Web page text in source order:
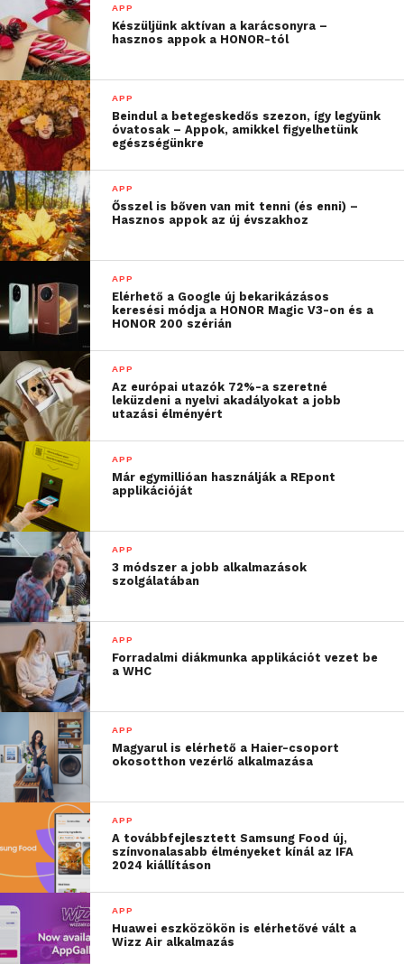
APP
Készüljünk aktívan a karácsonyra –
hasznos appok a HONOR-tól
APP
Beindul a betegeskedős szezon, így legyünk
óvatosak – Appok, amikkel figyelhetünk
egészségünkre
APP
Ősszel is bőven van mit tenni (és enni) –
Hasznos appok az új évszakhoz
APP
Elérhető a Google új bekarikázásos
keresési módja a HONOR Magic V3-on és a
HONOR 200 szérián
APP
Az európai utazók 72%-a szeretné
leküzdeni a nyelvi akadályokat a jobb
utazási élményért
APP
Már egymillióan használják a REpont
applikációját
APP
3 módszer a jobb alkalmazások
szolgálatában
APP
Forradalmi diákmunka applikációt vezet be
a WHC
APP
Magyarul is elérhető a Haier-csoport
okosotthon vezérlő alkalmazása
APP
A továbbfejlesztett Samsung Food új,
színvonalasabb élményeket kínál az IFA
2024 kiállításon
APP
Huawei eszközökön is elérhetővé vált a
Wizz Air alkalmazás